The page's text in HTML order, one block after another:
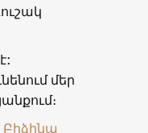
մեր
Բիձինա